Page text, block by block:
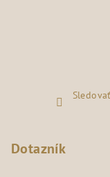
Dotazník